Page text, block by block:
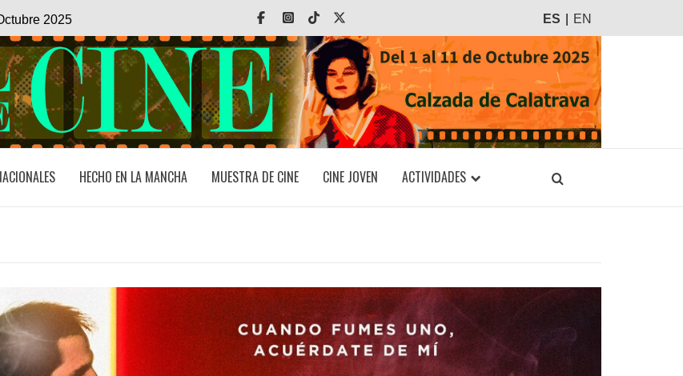
2025 FacebookInstagram
Tiktok ES EN
HECHO EN LA MANCHA MUESTRA DE CINE CINE JOVEN ACTIVIDADES